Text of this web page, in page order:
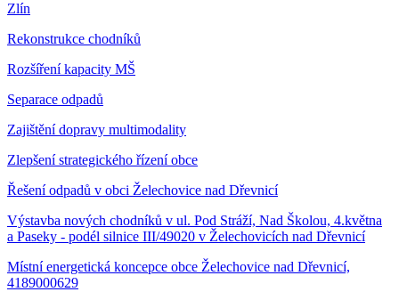
Zlín
Rekonstrukce chodníků
Rozšíření kapacity MŠ
Separace odpadů
Zajištění dopravy multimodality
Zlepšení strategického řízení obce
Řešení odpadů v obci Želechovice nad Dřevnicí
Výstavba nových chodníků v ul. Pod Stráží, Nad Školou, 4.května
a Paseky - podél silnice III/49020 v Želechovicích nad Dřevnicí
Místní energetická koncepce obce Želechovice nad Dřevnicí,
4189000629